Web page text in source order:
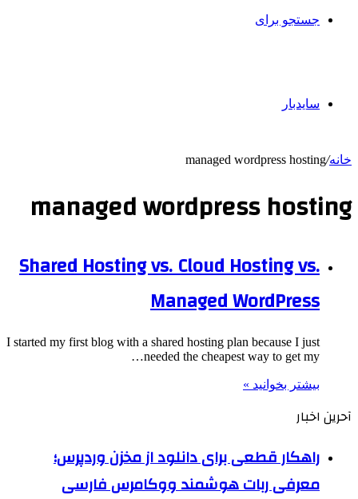
جستجو برای
سایدبار
خانه/
managed wordpress hosting
managed wordpress hosting
Shared Hosting vs. Cloud Hosting vs.
Managed WordPress
I started my first blog with a shared hosting plan because I just
needed the cheapest way to get my…
بیشتر بخوانید »
آحرین اخبار
راهکار قطعی برای دانلود از مخزن وردپرس؛
معرفی ربات هوشمند ووکامرس فارسی